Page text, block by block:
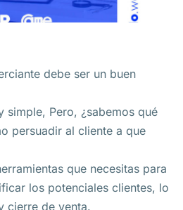
debe ser un buen
simple, Pero, ¿sabemos qué
persuadir al cliente a que
que necesitas para
los potenciales clientes, lo
cierre de venta.